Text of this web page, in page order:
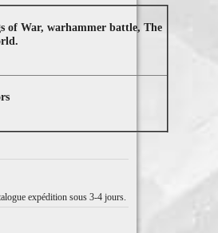
of War, warhammer battle, The
expédition sous 3-4 jours.